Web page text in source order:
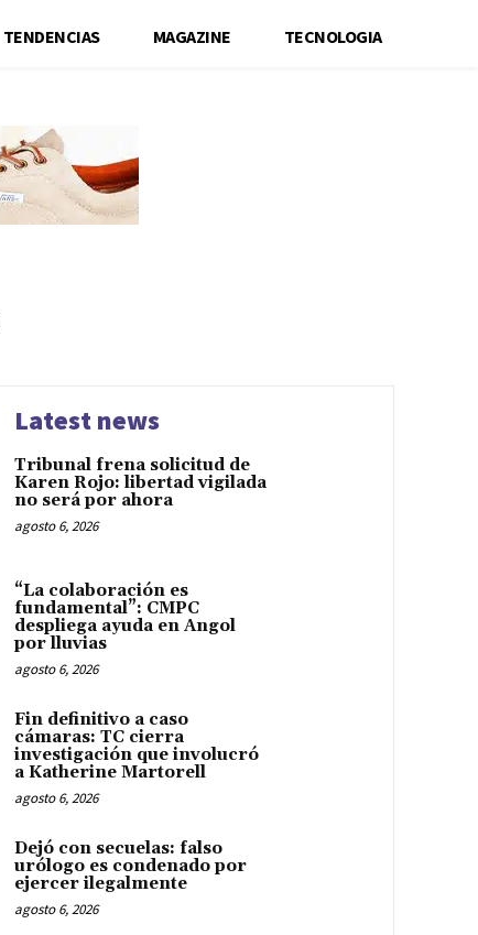
TENDENCIAS MAGAZINE TECNOLOGIA
Latest news
Tribunal frena solicitud de
Karen Rojo: libertad vigilada
no será por ahora
agosto 6, 2026
“La colaboración es
fundamental”: CMPC
despliega ayuda en Angol
por lluvias
agosto 6, 2026
Fin definitivo a caso
cámaras: TC cierra
investigación que involucró
a Katherine Martorell
agosto 6, 2026
Dejó con secuelas: falso
urólogo es condenado por
ejercer ilegalmente
agosto 6, 2026